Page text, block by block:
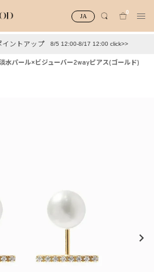
JA
0
イントアップ 8/5 12:00-8/17 12:00 click>>
淡水パール×ビジューバー2wayピアス(ゴールド)